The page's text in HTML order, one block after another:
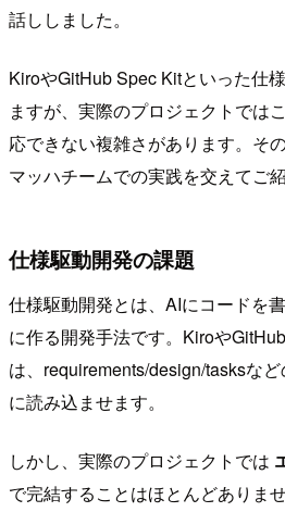
話ししました。
KiroやGitHub Spec Kitといった仕
ますが、実際のプロジェクトでは
応できない複雑さがあります。そ
マッハチームでの実践を交えてご
仕様駆動開発の課題
仕様駆動開発とは、AIにコードを
に作る開発手法です。Kiroや
は、requirements/design/tasksな
に読み込ませます。
しかし、実際のプロジェクトでは
で完結することはほとんどありませ